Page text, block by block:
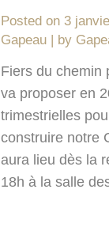
Posted on 3
Gapeau
by
Fiers du chemin
va proposer en
trimestrielles
construire notre
aura lieu dès la
18h à la salle